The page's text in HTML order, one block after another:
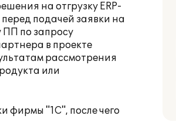
на отгрузку ERP-
подачей заявки на
ПП по запросу
в проекте
рассмотрения
или
фирмы "1С", после чего